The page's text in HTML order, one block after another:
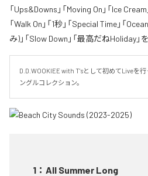
「Ups&Downs」「Moving On」「Ice
「Walk On」「1秒」「Special Time」「
み)」「Slow Down」「最高だねHoliday
D.D.WOOKIEE with T'sとして初めてLiveを
ングルコレクション。
1 ： All Summer Long